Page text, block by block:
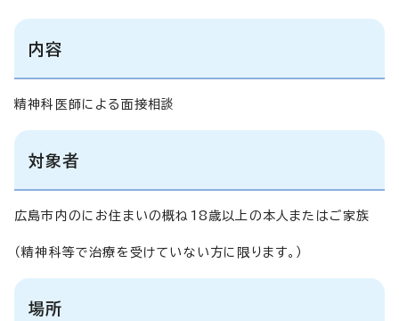
内容
精神科医師による面接相談
対象者
広島市内のにお住まいの概ね18歳以上の本人またはご家族
（精神科等で治療を受けていない方に限ります。）
場所